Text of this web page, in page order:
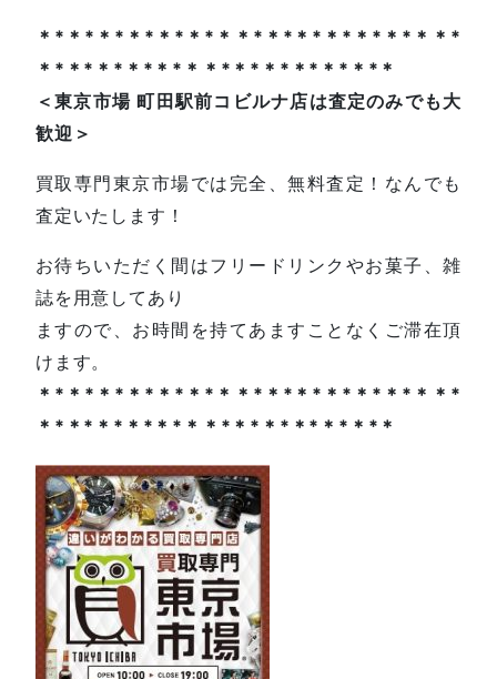
＊*＊*＊*＊*＊*＊*＊＊*＊*＊*＊*＊*＊*＊＊*
＊*＊*＊*＊*＊*＊＊*＊*＊*＊*＊*＊*＊
＜東京市場 町田駅前コビルナ店は査定のみでも大
歓迎＞
買取専門東京市場では完全、無料査定！なんでも
査定いたします！
お待ちいただく間はフリードリンクやお菓子、雑
誌を用意してあり
ますので、お時間を持てあますことなくご滞在頂
けます。
＊*＊*＊*＊*＊*＊*＊＊*＊*＊*＊*＊*＊*＊＊*
＊*＊*＊*＊*＊*＊＊*＊*＊*＊*＊*＊*＊